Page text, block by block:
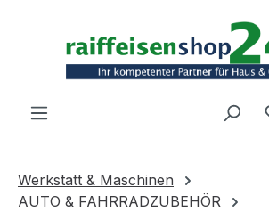
Werkstatt & Maschinen
AUTO & FAHRRADZUBEHÖR